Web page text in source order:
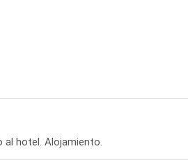
al hotel. Alojamiento.